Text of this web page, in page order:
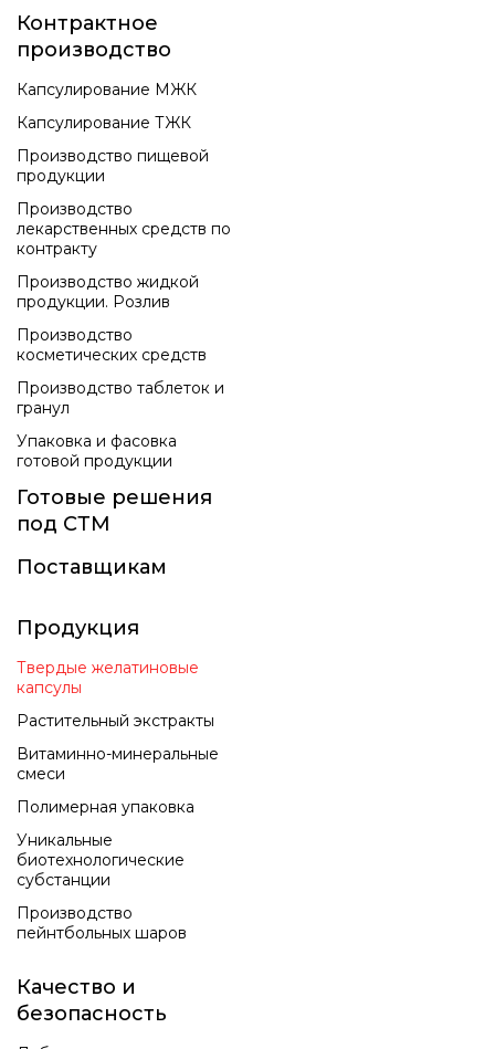
Контрактное
производство
Капсулирование МЖК
Капсулирование ТЖК
Производство пищевой
продукции
Производство
лекарственных средств по
контракту
Производство жидкой
продукции. Розлив
Производство
косметических средств
Производство таблеток и
гранул
Упаковка и фасовка
готовой продукции
Готовые решения
под СТМ
Поставщикам
Продукция
Твердые желатиновые
капсулы
Растительный экстракты
Витаминно-минеральные
смеси
Полимерная упаковка
Уникальные
биотехнологические
субстанции
Производство
пейнтбольных шаров
Качество и
безопасность